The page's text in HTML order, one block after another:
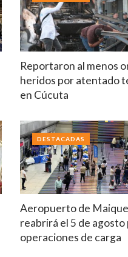
Reportaron al menos
heridos por atentado
en Cúcuta
Aeropuerto de
reabrirá el 5 de agosto
operaciones de carga
DESTACADAS